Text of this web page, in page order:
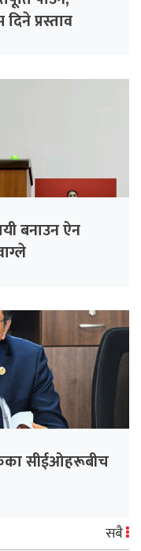
प्रस्ताव
बनाउन ऐन
सीईओहरूबीच
सबै